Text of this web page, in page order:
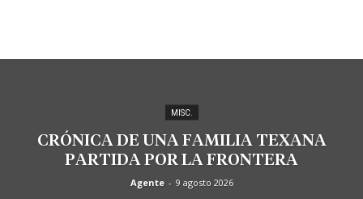
MISC.
CRÓNICA DE UNA FAMILIA TEXANA
PARTIDA POR LA FRONTERA
Agente - 9 agosto 2026